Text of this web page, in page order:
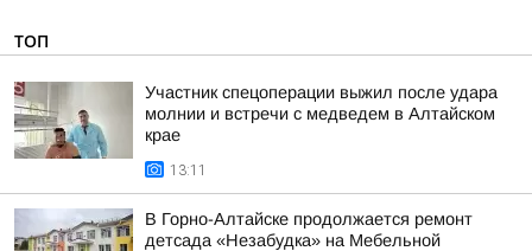
ТОП
Участник спецоперации выжил после удара
молнии и встречи с медведем в Алтайском
крае
13:11
В Горно-Алтайске продолжается ремонт
детсада «Незабудка» на Мебельной